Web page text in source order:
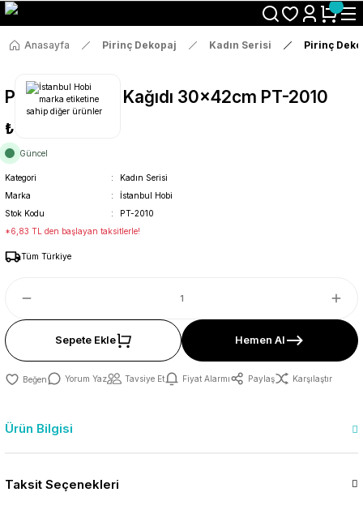
Size Özel "HG10" Koduyla Sepette Hemen %10 İndirimi Kaçırma
Anasayfa Pirinç Dekopaj Kadın Serisi Pirinç
Pirinç Dekopaj Kağıdı 30x42cm PT-2010
₺36
Güncel
Kategori
Kadın Serisi
Marka
İstanbul Hobi
Stok Kodu
PT-2010
*6,83 TL den başlayan taksitlerle!
Tüm Türkiye
Sepete Ekle Hemen Al
Yorum Yaz Tavsiye Et Fiyat Alarmı Paylaş Karşılaştır
Ürün Bilgisi
Taksit Seçenekleri